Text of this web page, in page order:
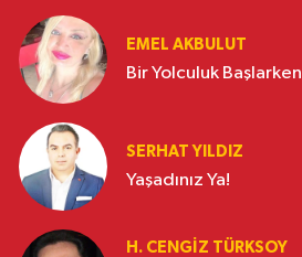
EMEL AKBULUT
Bir Yolculuk Başlarken
SERHAT YILDIZ
Yaşadınız Ya!
H. CENGIZ TÜRKSOY